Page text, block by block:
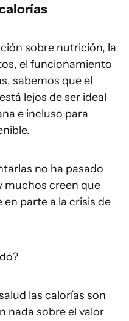
sobre nutrición, la
el funcionamiento
sabemos que el
lejos de ser ideal
e incluso para
no ha pasado
muchos creen que
parte a la crisis de
las calorías son
nada sobre el valor